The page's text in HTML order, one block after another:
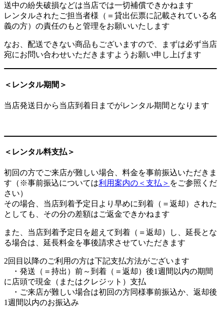
送中の紛失破損などは当店では一切補償できかねます
レンタルされたご担当者様（＝貸出伝票に記載されている名
義の方）の責任のもと管理をお願いいたします
なお、配送できない商品もございますので、まずは必ず当店
宛にお問い合わせいただきますようお願い申し上げます
＜レンタル期間＞
当店発送日から当店到着日までがレンタル期間となります
＜レンタル料支払＞
初回の方でご来店が難しい場合、料金を事前振込いただきま
す（※事前振込については利用案内の＜支払＞ をご参照くだ
さい）
その場合、当店到着予定日より早めに到着（＝返却）された
としても、その分の差額はご返金できかねます
また、当店到着予定日を超えて到着（＝返却）し、延長とな
る場合は、延長料金を事後請求させていただきます
2回目以降のご利用の方は下記支払方法がございます
・発送（＝持出）前～到着（＝返却）後1週間以内の期間
に店頭で現金（またはクレジット）支払
・ご来店が難しい場合は初回の方同様事前振込か、返却後
1週間以内のお振込み